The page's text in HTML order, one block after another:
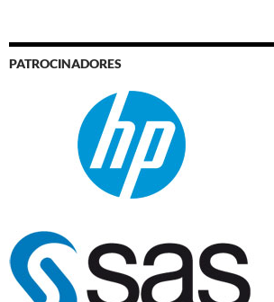
PATROCINADORES